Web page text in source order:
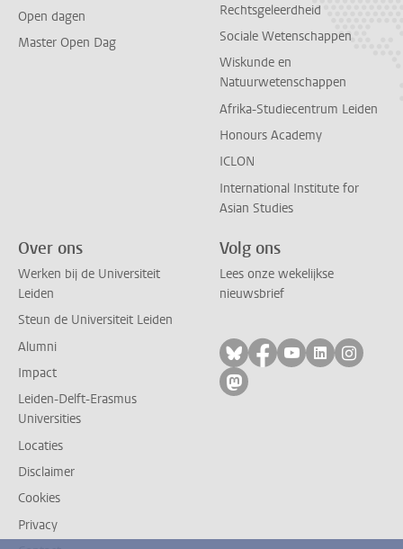
Open dagen
Master Open Dag
Rechtsgeleerdheid
Sociale Wetenschappen
Wiskunde en
Natuurwetenschappen
Afrika-Studiecentrum Leiden
Honours Academy
ICLON
International Institute for
Asian Studies
Over ons
Werken bij de Universiteit
Leiden
Steun de Universiteit Leiden
Alumni
Impact
Leiden-Delft-Erasmus
Universities
Locaties
Disclaimer
Cookies
Privacy
Volg ons
Lees onze wekelijkse
nieuwsbrief
Volg ons op bluesky
Volg ons op
Volg ons op
Volg ons
Volg
Volg ons op mastodon